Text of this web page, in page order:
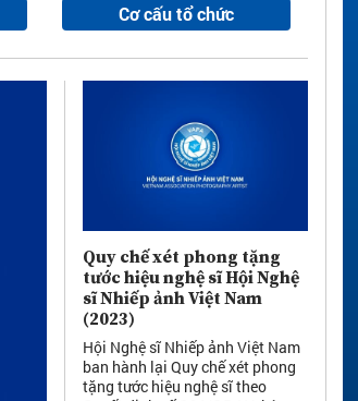
Cơ cấu tổ chức
Quy chế xét phong tặng
tước hiệu nghệ sĩ Hội Nghệ
sĩ Nhiếp ảnh Việt Nam
(2023)
Hội Nghệ sĩ Nhiếp ảnh Việt Nam
ban hành lại Quy chế xét phong
tặng tước hiệu nghệ sĩ theo